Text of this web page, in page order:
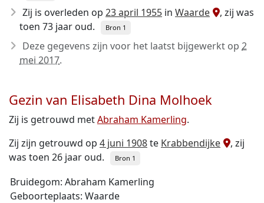
Zij is overleden op 23 april 1955 in Waarde
, zij was
toen 73 jaar oud.
Bron 1
Deze gegevens zijn voor het laatst bijgewerkt op 2
mei 2017.
Gezin van Elisabeth Dina Molhoek
Zij is getrouwd metAbraham Kamerling.
Zij zijn getrouwd op 4 juni 1908te Krabbendijke
, zij
was toen 26 jaar oud.
Bron 1
Bruidegom: Abraham Kamerling
Geboorteplaats: Waarde